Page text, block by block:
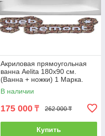
Акриловая прямоугольная
ванна Aelita 180х90 см.
(Ванна + ножки) 1 Марка.
Россия
В наличии
175 000 ₸ 262 000 ₸
Купить